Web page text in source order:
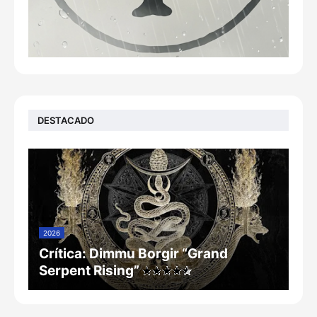
DESTACADO
2026
Crítica: Dimmu Borgir “Grand
Serpent Rising”